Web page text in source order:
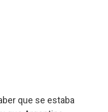
que se estaba